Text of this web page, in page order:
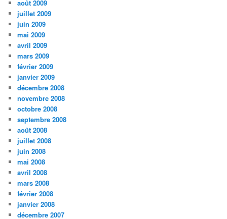
août 2009
juillet 2009
juin 2009
mai 2009
avril 2009
mars 2009
février 2009
janvier 2009
décembre 2008
novembre 2008
octobre 2008
septembre 2008
août 2008
juillet 2008
juin 2008
mai 2008
avril 2008
mars 2008
février 2008
janvier 2008
décembre 2007